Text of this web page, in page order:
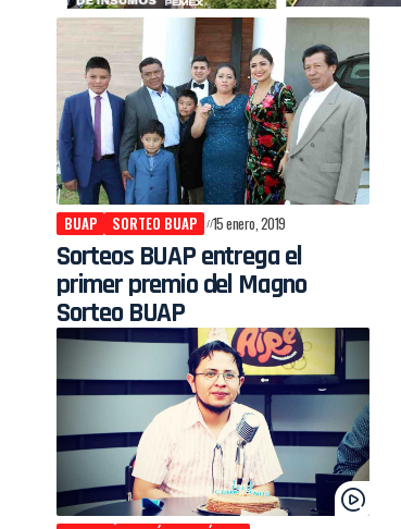
BUAP SORTEO BUAP 15 enero, 2019
Sorteos BUAP entrega el
primer premio del Magno
Sorteo BUAP